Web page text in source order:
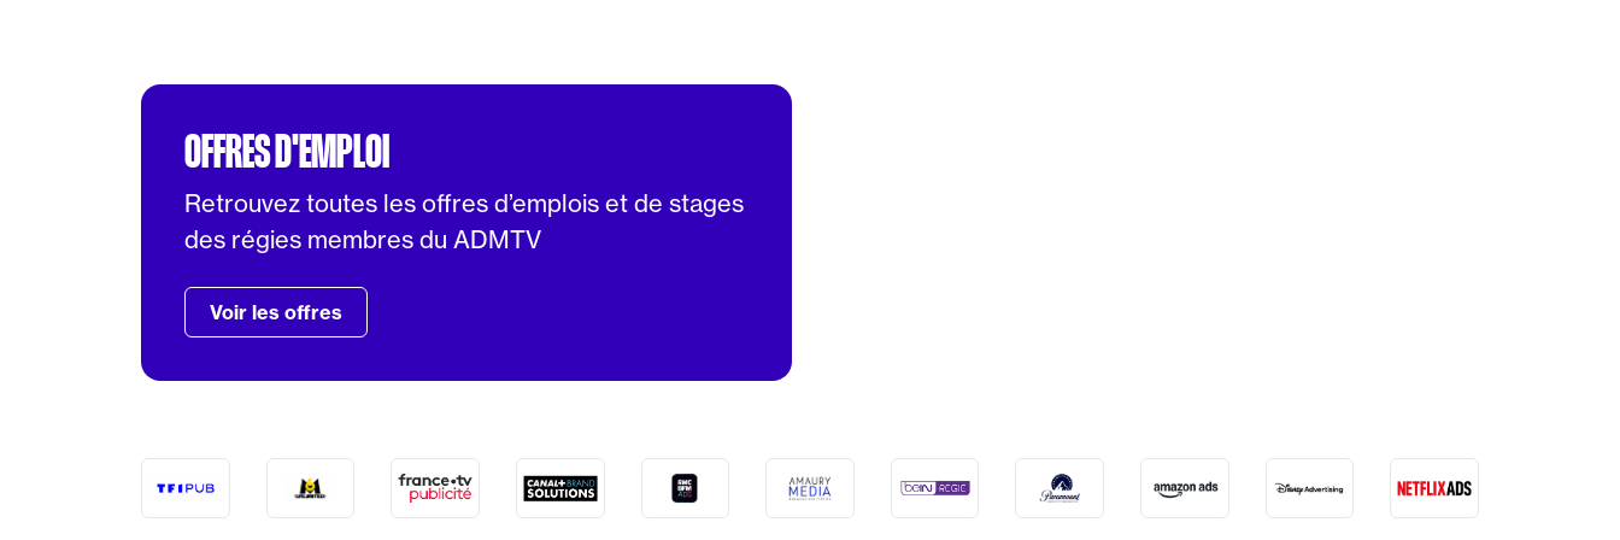
OFFRES D'EMPLOI
Retrouvez toutes les offres d’emplois et de stages
des régies membres du ADMTV
Voir les offres